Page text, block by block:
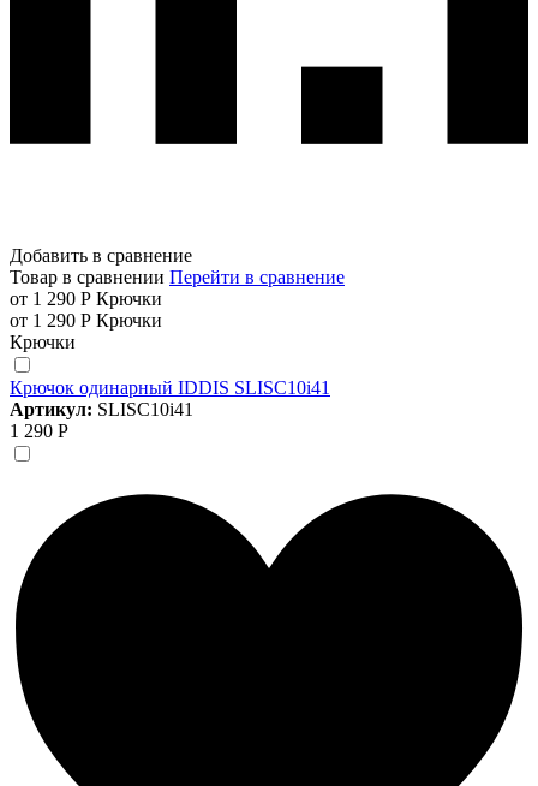
Добавить в сравнение
Товар в сравнении Перейти в сравнение
от 1 290 Р Крючки
от 1 290 Р Крючки
Крючки
Крючок одинарный IDDIS SLISC10i41
Артикул: SLISC10i41
1 290 Р